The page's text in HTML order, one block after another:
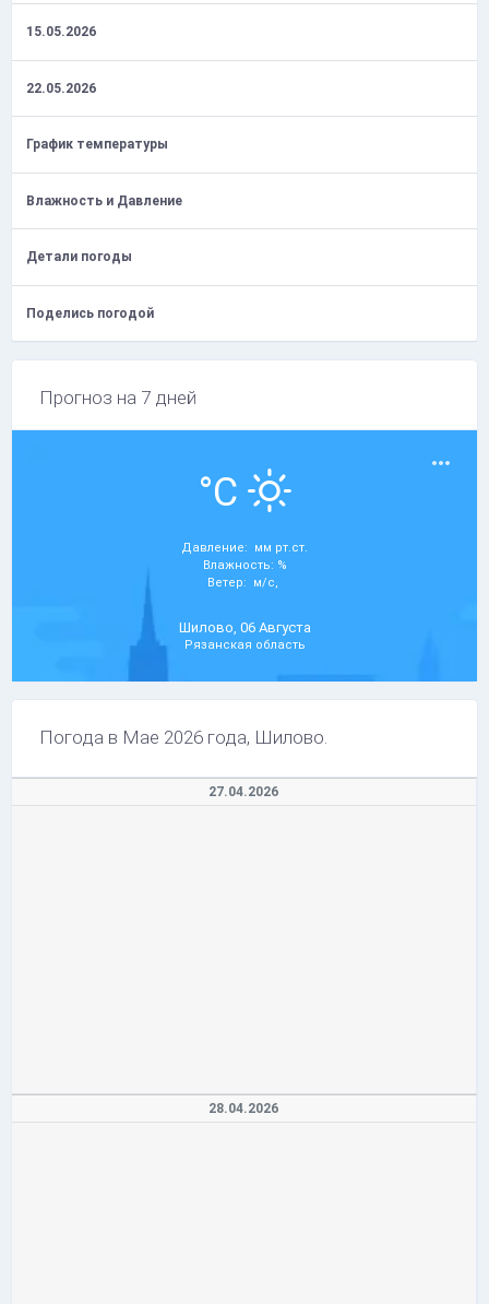
15.05.2026
22.05.2026
График температуры
Влажность и Давление
Детали погоды
Поделись погодой
Прогноз на 7 дней
°C
Давление: мм рт.ст.
Влажность: %
Ветер: м/с,
Шилово, 06 Августа
Рязанская область
Погода в Мае 2026 года, Шилово.
27.04.2026
28.04.2026